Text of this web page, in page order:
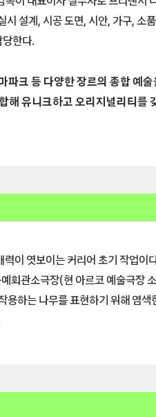
설계, 시공 도면, 시안, 가구, 소품
한다.
파크 등 다양한 장르의 종합 예술
해 유니크하고 오리지널리티를
이 엿보이는 커리어 초기 작업이
회관소극장(현 아르코 예술극장
용하는 나무를 표현하기 위해 염색